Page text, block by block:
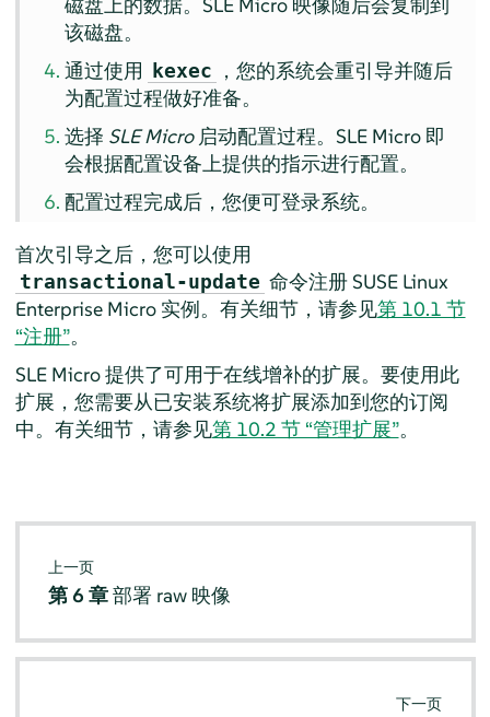
该磁盘。
通过使用 kexec
，您的系统会重引导并随后
为配置过程做好准备。
选择 SLE Micro启动配置过程。SLE Micro 即
会根据配置设备上提供的指示进行配置。
配置过程完成后，您便可登录系统。
首次引导之后，您可以使用
transactional-update 命令注册 SUSE Linux
Enterprise Micro 实例。有关细节，请参见第 10.1 节
“注册”。
SLE Micro 提供了可用于在线增补的扩展。要使用此
扩展，您需要从已安装系统将扩展添加到您的订阅
中。有关细节，请参见第 10.2 节 “管理扩展”。
上一页
第 6 章部署 raw 映像
下一页